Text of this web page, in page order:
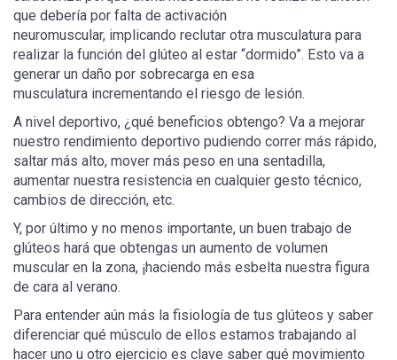
que debería por falta de activación
neuromuscular, implicando reclutar otra musculatura para
realizar la función del glúteo al estar “dormido”. Esto va a
generar un daño por sobrecarga en esa
musculatura incrementando el riesgo de lesión.
A nivel deportivo, ¿qué beneficios obtengo? Va a mejorar
nuestro rendimiento deportivo pudiendo correr más rápido,
saltar más alto, mover más peso en una sentadilla,
aumentar nuestra resistencia en cualquier gesto técnico,
cambios de dirección, etc.
Y, por último y no menos importante, un buen trabajo de
glúteos hará que obtengas un aumento de volumen
muscular en la zona, ¡haciendo más esbelta nuestra figura
de cara al verano.
Para entender aún más la fisiología de tus glúteos y saber
diferenciar qué músculo de ellos estamos trabajando al
hacer uno u otro ejercicio es clave saber qué movimiento